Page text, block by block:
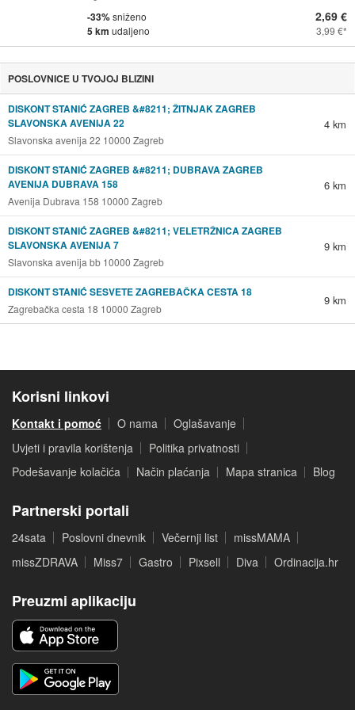
-33%sniženo
5 km udaljeno
2,69 €
3,99 €
POSLOVNICE U TVOJOJ BLIZINI
DISKONT STANIĆ ZAGREB &#8211; ŽITNJAK ZAGREB
SLAVONSKA AVENIJA 22
Slavonska avenija 22 10000 Zagreb
4 km
DISKONT STANIĆ ZAGREB &#8211; DUBRAVA ZAGREB
AVENIJA DUBRAVA 158
Avenija Dubrava 158 10000 Zagreb
6 km
DISKONT STANIĆ ZAGREB &#8211; VELETRŽNICA ZAGREB
SLAVONSKA AVENIJA 7
Slavonska avenija bb 10000 Zagreb
9 km
DISKONT STANIĆ SESVETE ZAGREBAČKA CESTA 18
Zagrebačka cesta 18 10000 Zagreb
9 km
Korisni linkovi
Kontakt i pomoć O nama
Oglašavanje
Uvjeti i pravila korištenja
Politika privatnosti
Podešavanje kolačića
Način plaćanja Mapa stranica Blog
Partnerski portali
24sata Poslovni dnevnik Večernji list
missMAMA
missZDRAVA
Miss7 Gastro Pixsell Diva Ordinacija.hr
Preuzmi aplikaciju